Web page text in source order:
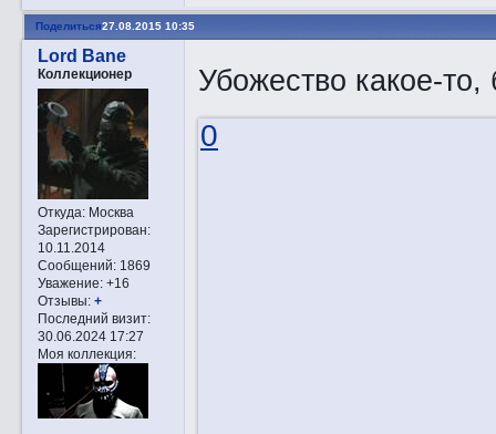
Поделиться27.08.2015 10:35
Lord Bane
Коллекционер
Откуда:Москва
Зарегистрирован:
10.11.2014
Сообщений:1869
Уважение: +16
Отзывы: +
Последний визит:
30.06.2024 17:27
Моя коллекция:
Убожество какое-
0